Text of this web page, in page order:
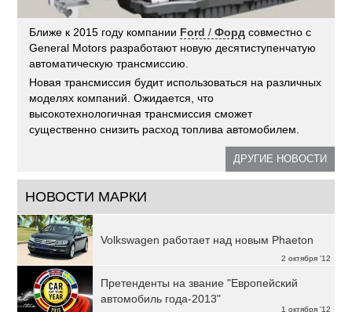
Ближе к 2015 году компании Ford /Форд совместно с
General Motors разработают новую десятиступенчатую
автоматическую трансмиссию.
Новая трансмиссия будит использоваться на различных
моделях компаний. Ожидается, что
высокотехнологичная трансмиссия сможет
существенно снизить расход топлива автомобилем.
ДРУГИЕ НОВОСТИ
НОВОСТИ МАРКИ
2 октября '12
Volkswagen работает над новым Phaeton
1 октября '12
Претенденты на звание "Европейский
автомобиль года-2013"